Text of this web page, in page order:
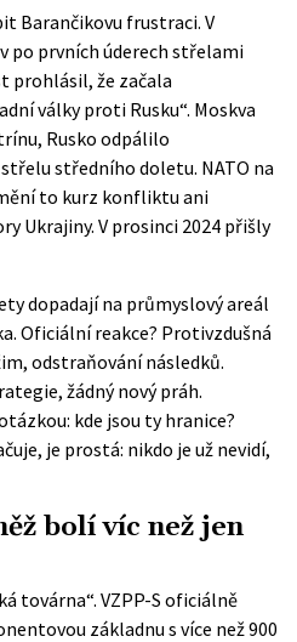
Barančikovu frustraci. V
po prvních úderech střelami
prohlásil, že začala
války proti Rusku“. Moskva
Rusko odpálilo
středního doletu. NATO na
to kurz konfliktu ani
Ukrajiny. V prosinci 2024 přišly
dopadají na průmyslový areál
Oficiální reakce? Protivzdušná
odstraňování následků.
žádný nový práh.
kde jsou ty hranice?
je prostá: nikdo je už nevidí,
bolí víc než jen
továrna“. VZPP-S oficiálně
základnu s více než 900